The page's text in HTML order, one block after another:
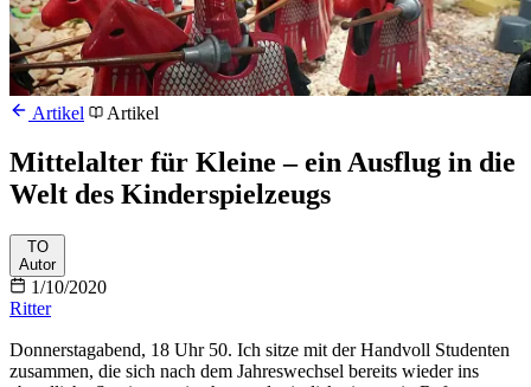
Artikel Artikel
Mittelalter für Kleine – ein Ausflug in die
Welt des Kinderspielzeugs
TO
Autor
1/10/2020
Ritter
Donnerstagabend, 18 Uhr 50. Ich sitze mit der Handvoll Studenten
zusammen, die sich nach dem Jahreswechsel bereits wieder ins